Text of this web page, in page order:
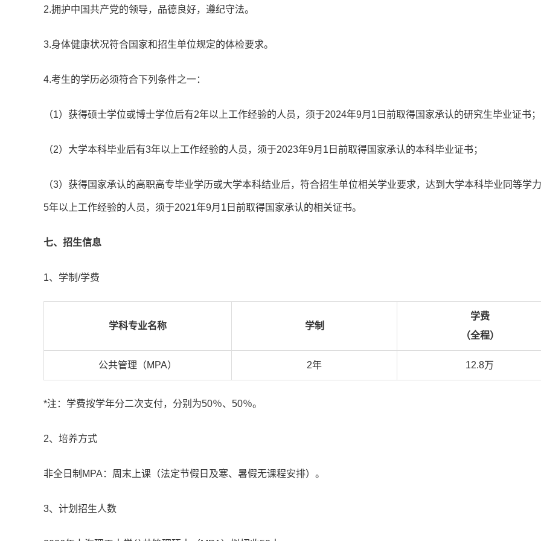
2.拥护中国共产党的领导，品德良好，遵纪守法。
3.身体健康状况符合国家和招生单位规定的体检要求。
4.考生的学历必须符合下列条件之一：
（1）获得硕士学位或博士学位后有2年以上工作经验的人员，须于2024年9月1日前取得国家承认的研究生毕业证书；
（2）大学本科毕业后有3年以上工作经验的人员，须于2023年9月1日前取得国家承认的本科毕业证书；
（3）获得国家承认的高职高专毕业学历或大学本科结业后，符合招生单位相关学业要求，达到大学本科毕业同等学
5年以上工作经验的人员，须于2021年9月1日前取得国家承认的相关证书。
七、招生信息
1、学制/学费
学科专业名称 学制
学费
（全程）
公共管理（MPA） 2年 12.8万
*注：学费按学年分二次支付，分别为50％、50％。
2、培养方式
非全日制MPA：周末上课（法定节假日及寒、暑假无课程安排）。
3、计划招生人数